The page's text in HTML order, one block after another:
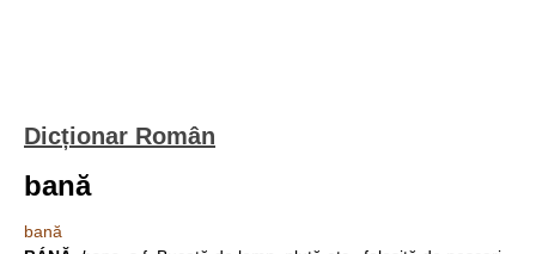
Dicționar Român
bană
bană